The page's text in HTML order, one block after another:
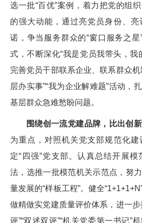
选一批“百优”案例，着力把党的组
的强大动能，通过亮党员身份、亮
诺，争当服务群众的“窗口服务之星
式，不断深化“我是党员我带头，我
完善党员干部联系企业、联系群众
层办实事”“我为企业解难题”活动，
基层群众急难愁盼问题。
围绕创一流党建品牌，比出创新
为重点，对照机关党支部规范化
定“四强”党支部。认真总结开展
法，选推一批模范机关示范点，努
量发展的“样板工程”。健全
做精做实党建质量评价体系，进一
评”“双述双评”“机关党委第一书记”